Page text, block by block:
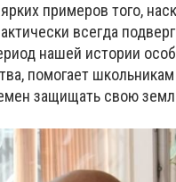
примеров того,
всегда
нашей истории
помогает
защищать свою